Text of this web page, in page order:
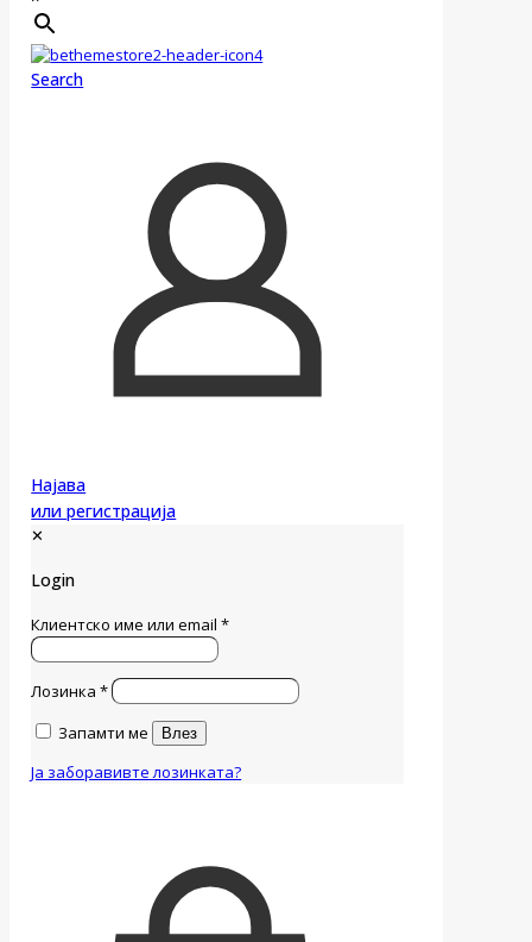
Search
Најава
или регистрација
✕
Login
Клиентско име или email*
Лозинка*
Запамти ме
Влез
Ја заборавивте лозинката?